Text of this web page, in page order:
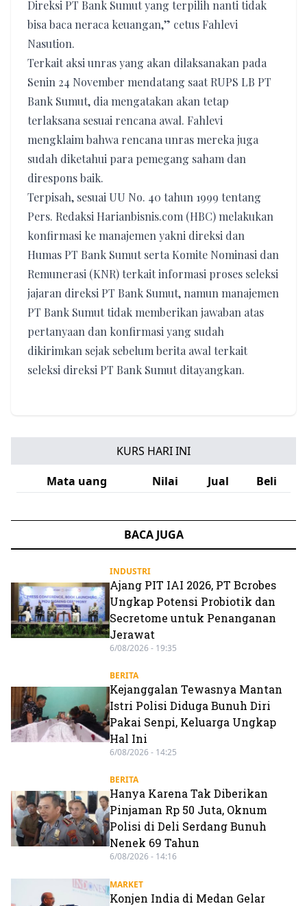
Direksi PT Bank Sumut yang terpilih nanti tidak
bisa baca neraca keuangan,” cetus Fahlevi
Nasution.
Terkait aksi unras yang akan dilaksanakan pada
Senin 24 November mendatang saat RUPS LB PT
Bank Sumut, dia mengatakan akan tetap
terlaksana sesuai rencana awal. Fahlevi
mengklaim bahwa rencana unras mereka juga
sudah diketahui para pemegang saham dan
direspons baik.
Terpisah, sesuai UU No. 40 tahun 1999 tentang
Pers. Redaksi Harianbisnis.com (HBC) melakukan
konfirmasi ke manajemen yakni direksi dan
Humas PT Bank Sumut serta Komite Nominasi dan
Remunerasi (KNR) terkait informasi proses seleksi
jajaran direksi PT Bank Sumut, namun manajemen
PT Bank Sumut tidak memberikan jawaban atas
pertanyaan dan konfirmasi yang sudah
dikirimkan sejak sebelum berita awal terkait
seleksi direksi PT Bank Sumut ditayangkan.
KURS HARI INI
Mata uang
Nilai Jual Beli
BACA JUGA
INDUSTRI
Ajang PIT IAI 2026, PT Bcrobes
Ungkap Potensi Probiotik dan
Secretome untuk Penanganan
Jerawat
6/08/2026 - 19:35
BERITA
Kejanggalan Tewasnya Mantan
Istri Polisi Diduga Bunuh Diri
Pakai Senpi, Keluarga Ungkap
Hal Ini
6/08/2026 - 14:25
BERITA
Hanya Karena Tak Diberikan
Pinjaman Rp 50 Juta, Oknum
Polisi di Deli Serdang Bunuh
Nenek 69 Tahun
6/08/2026 - 14:16
MARKET
Konjen India di Medan Gelar